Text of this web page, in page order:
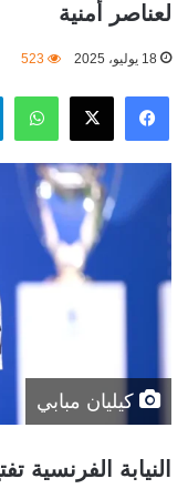
لعناصر أمنية
18 يوليو، 2025 523
فيسبوك
‫X
كيليان مبابي
النيابة الفرنسية